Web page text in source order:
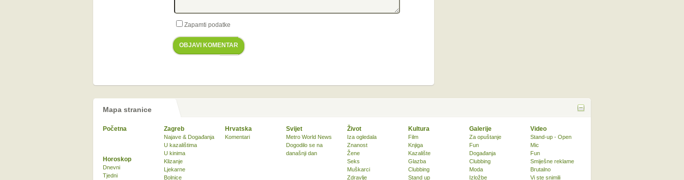
Zapamti podatke
OBJAVI KOMENTAR
Mapa stranice
Početna Zagreb
Najave & Događanja
U kazalištima
U kinima
Klizanje
Ljekarne
Bolnice
Hrvatska
Komentari
Svijet
Metro World News
Dogodilo se na
današnji dan
Život
Iza ogledala
Znanost
Žene
Seks
Muškarci
Zdravlje
Kultura
Film
Knjiga
Kazalište
Glazba
Clubbing
Stand up
Horoskop
Dnevni
Tjedni
Galerije
Za opuštanje
Fun
Događanja
Clubbing
Moda
Izložbe
Video
Stand-up - Open
Mic
Fun
Smiješne reklame
Brutalno
Vi ste snimili